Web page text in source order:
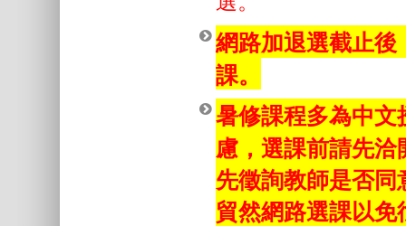
網路加退選截止
課。
暑修課程多為中
慮，選課前請先
先徵詢教師是否
貿然網路選課以